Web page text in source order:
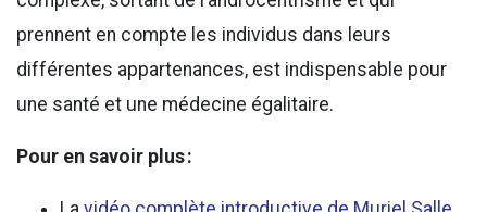
prennent en compte les individus dans leurs
différentes appartenances, est indispensable pour
une santé et une médecine égalitaire.
Pour en savoir plus :